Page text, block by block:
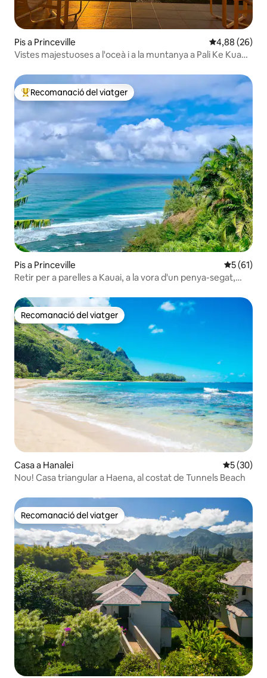
Pis a Princeville 4,88 de
4,88 (26)
Vistes majestuoses a l'oceà i a la muntanya a Pali Ke Kua
Principals recomanacions dels viatgers
Recomanació del viatger
Pis a Princeville 5 de
5 (61)
Retir per a parelles a Kauai, a la vora d'un penya-segat,
Recomanació del viatger
Recomanació del viatger
Casa a Hanalei 5 de
5 (30)
Nou! Casa triangular a Haena, al costat de Tunnels Beach
Recomanació del viatger
Recomanació del viatger